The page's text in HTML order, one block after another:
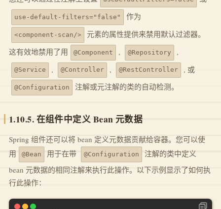
use-default-filters="false" 作为
<component-scan/>
元素的属性提供来禁用默认过滤器。
这有效地禁用了用
@Component , @Repository ,
@Service , @Controller , @RestController , 或
@Configuration 注解或元注解的类的自动检测。
1.10.5. 在组件中定义 Bean 元数据
Spring 组件还可以将 bean 定义元数据贡献给容器。您可以使
用
@Bean 用于在带 @Configuration
注解的类中定义
bean 元数据的相同注解来执行此操作。以下示例显示了如何执
行此操作：